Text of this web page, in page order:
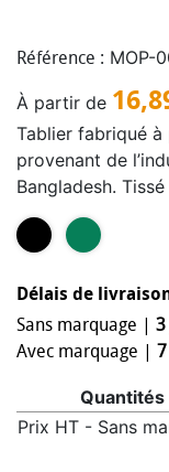
Référence : MOP-
À partir de
Tablier fabriqué
provenant de
Bangladesh.
soutient
éthique qui
cadeau.
polyester recyclé,
Délais de
Sans marquage | 3
Avec marquage |
Quantités
Prix HT - Sans